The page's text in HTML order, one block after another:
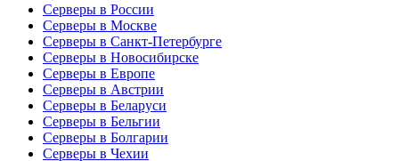
Серверы в России
Серверы в Москве
Серверы в Санкт-Петербурге
Серверы в Новосибирске
Серверы в Европе
Серверы в Австрии
Серверы в Беларуси
Серверы в Бельгии
Серверы в Болгарии
Серверы в Чехии